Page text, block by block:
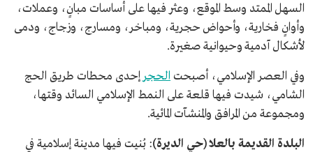
السهل الممتد وسط الموقع، وعثر فيها على أساسات مبانٍ، وعملات،
وأوانٍ فخارية، وأحواض حجرية، ومباخر، ومسارج، وزجاج، ودمى
لأشكال آدمية وحيوانية صغيرة.
وفي العصر الإسلامي، أصبحت الحجر إحدى محطات طريق الحج
الشامي، شيدت فيها قلعة على النمط الإسلامي السائد وقتها،
ومجموعة من المرافق والمنشآت المائية.
البلدة القديمة بالعلا (حي الديرة): بُنيت فيها مدينة إسلامية في